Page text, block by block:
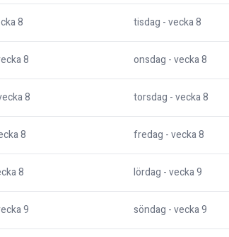
8 tisdag - vecka8
8 onsdag - vecka8
8 torsdag - vecka8
8 fredag - vecka8
8 lördag - vecka9
9 söndag - vecka9